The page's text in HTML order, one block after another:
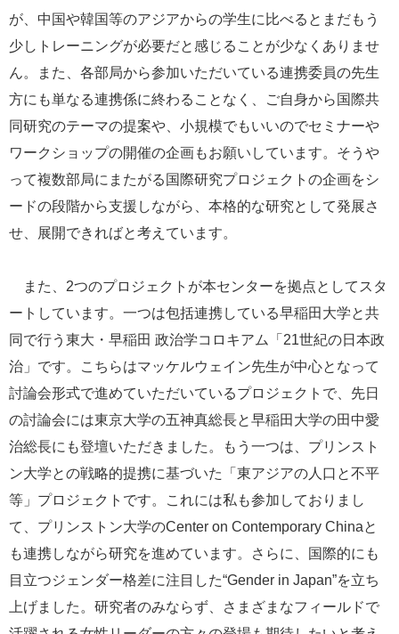
が、中国や韓国等のアジアからの学生に比べるとまだもう
少しトレーニングが必要だと感じることが少なくありませ
ん。また、各部局から参加いただいている連携委員の先生
方にも単なる連携係に終わることなく、ご自身から国際共
同研究のテーマの提案や、小規模でもいいのでセミナーや
ワークショップの開催の企画もお願いしています。そうや
って複数部局にまたがる国際研究プロジェクトの企画をシ
ードの段階から支援しながら、本格的な研究として発展さ
せ、展開できればと考えています。
また、2つのプロジェクトが本センターを拠点としてスタ
ートしています。一つは包括連携している早稲田大学と共
同で行う東大・早稲田 政治学コロキアム「21世紀の日本政
治」です。こちらはマッケルウェイン先生が中心となって
討論会形式で進めていただいているプロジェクトで、先日
の討論会には東京大学の五神真総長と早稲田大学の田中愛
治総長にも登壇いただきました。もう一つは、プリンスト
ン大学との戦略的提携に基づいた「東アジアの人口と不平
等」プロジェクトです。これには私も参加しておりまし
て、プリンストン大学のCenter on Contemporary Chinaと
も連携しながら研究を進めています。さらに、国際的にも
目立つジェンダー格差に注目した“Gender in Japan”を立ち
上げました。研究者のみならず、さまざまなフィールドで